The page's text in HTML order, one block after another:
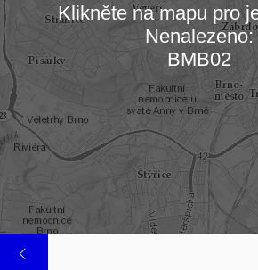
Načítám
Klikněte na mapu pro
Nenalezeno:
BMB02